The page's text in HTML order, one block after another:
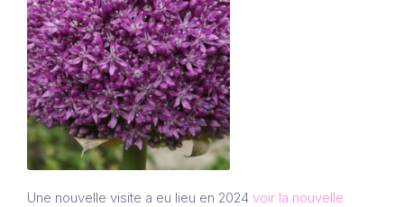
Une nouvelle visite a eu lieu en 2024 voir la nouvelle